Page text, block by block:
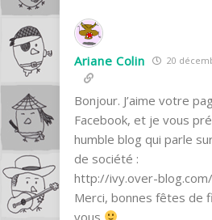
Ariane Colin 20
Bonjour. J’aime votre
Facebook, et je vous
humble blog qui parle
de société :
http://ivy.over-blog.com/
Merci, bonnes fêtes de
vous